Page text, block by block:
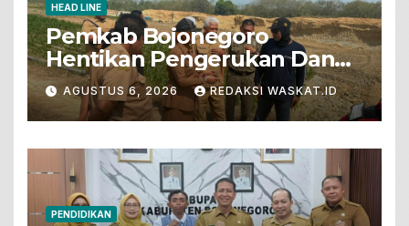
HEAD LINE
Pemkab Bojonegoro
Hentikan Pengerukan Dan
Penjualan Tanah Dari Lahan
Pertanian
AGUSTUS 6, 2026 REDAKSI WASKAT.ID
PENDIDIKAN